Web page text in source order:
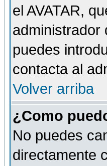
el AVATAR,
administrador
puedes
contacta al
Volver arriba
¿Como
No puedes
directamente